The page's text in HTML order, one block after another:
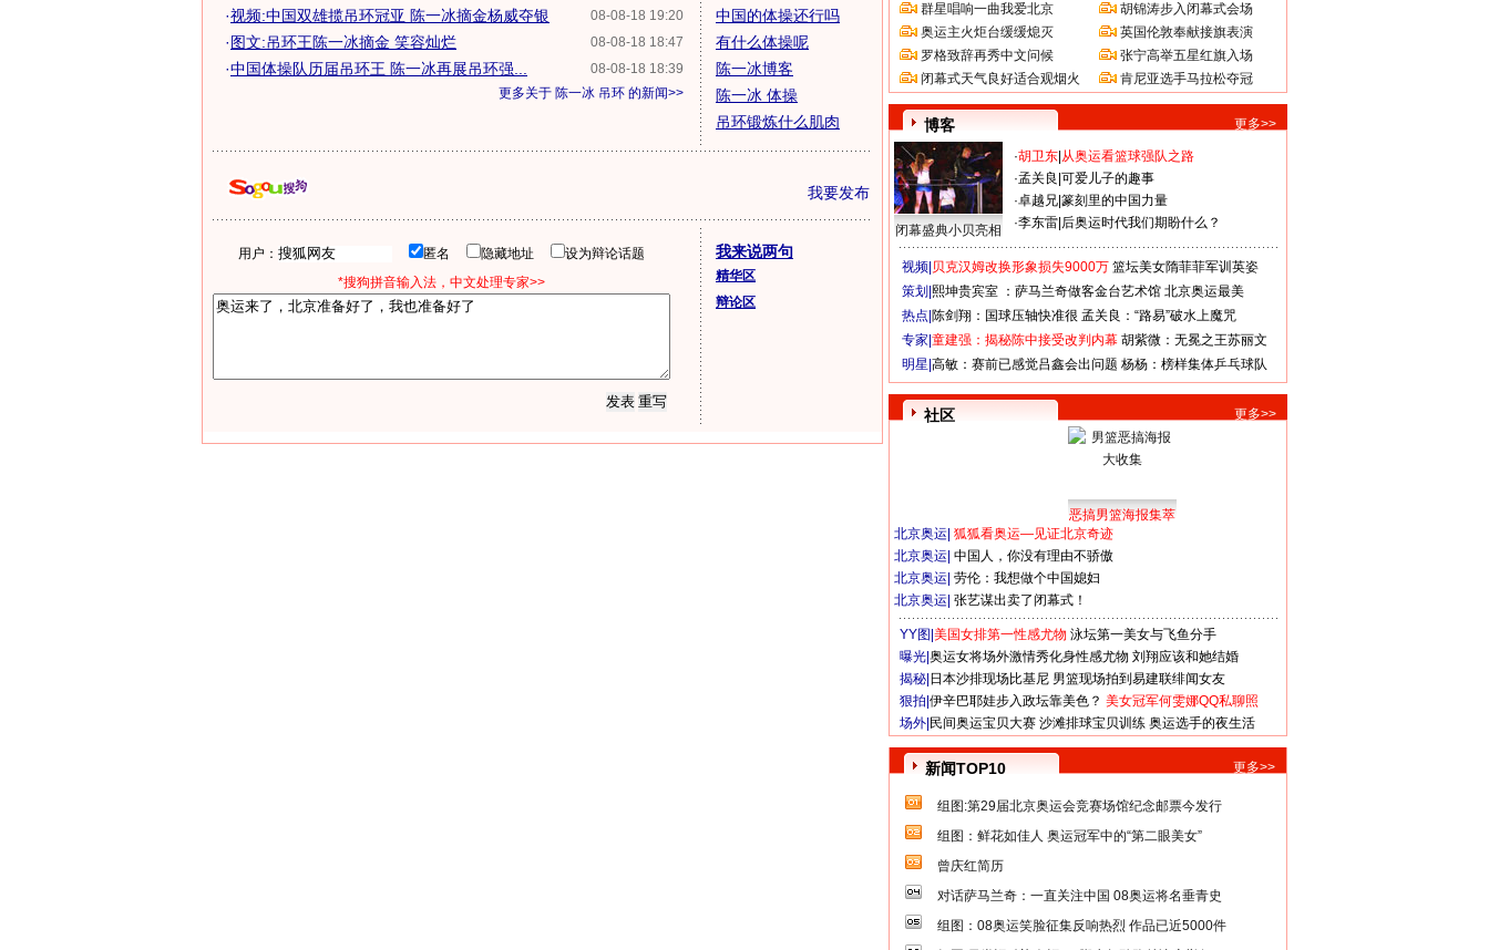
08-08-18 19:20
·视频:中国双雄揽吊环冠亚 陈一冰摘金杨威夺银
08-08-18 18:47
·图文:吊环王陈一冰摘金 笑容灿烂
08-08-18 18:39
·中国体操队历届吊环王 陈一冰再展吊环强...
更多关于 陈一冰 吊环 的新闻>>
中国的体操还行吗
有什么体操呢
陈一冰博客
陈一冰 体操
吊环锻炼什么肌肉
我要发布
用户： 匿名 隐藏地址
设为辩论话题
*搜狗拼音输入法，中文处理专家>>
我来说两句
精华区
辩论区
群星唱响一曲我爱北京
奥运主火炬台缓缓熄灭
罗格致辞再秀中文问候
闭幕式天气良好适合观烟火
胡锦涛步入闭幕式会场
英国伦敦奉献接旗表演
张宁高举五星红旗入场
肯尼亚选手马拉松夺冠
博客 更多>>
闭幕盛典小贝亮相
·胡卫东 从奥运看篮球强队之路
·孟关良 可爱儿子的趣事
·卓越兄 篆刻里的中国力量
·李东雷 后奥运时代我们期盼什么？
视频| 贝克汉姆改换形象损失9000万 篮坛美女隋菲菲军训英姿
策划| 熙坤贵宾室 ：萨马兰奇做客金台艺术馆 北京奥运最美
热点| 陈剑翔：国球压轴快准很 孟关良：“路易”破水上魔咒
专家| 童建强：揭秘陈中接受改判内幕 胡紫微：无冕之王苏丽文
明星| 高敏：赛前已感觉吕鑫会出问题 杨杨：榜样集体乒乓球队
社区 更多>>
恶搞男篮海报集萃
北京奥运 狐狐看奥运—见证北京奇迹
北京奥运 中国人，你没有理由不骄傲
北京奥运 劳伦：我想做个中国媳妇
北京奥运 张艺谋出卖了闭幕式！
YY图| 美国女排第一性感尤物 泳坛第一美女与飞鱼分手
曝光| 奥运女将场外激情秀化身性感尤物 刘翔应该和她结婚
揭秘| 日本沙排现场比基尼 男篮现场拍到易建联绯闻女友
狠拍| 伊辛巴耶娃步入政坛靠美色？ 美女冠军何雯娜QQ私聊照
场外| 民间奥运宝贝大赛 沙滩排球宝贝训练 奥运选手的夜生活
新闻TOP10 更多>>
组图:第29届北京奥运会竞赛场馆纪念邮票今发行
组图：鲜花如佳人 奥运冠军中的“第二眼美女”
曾庆红简历
对话萨马兰奇：一直关注中国 08奥运将名垂青史
组图：08奥运笑脸征集反响热烈 作品已近5000件